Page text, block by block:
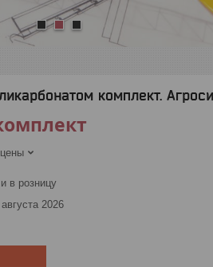
комплект.
в розницу
2026